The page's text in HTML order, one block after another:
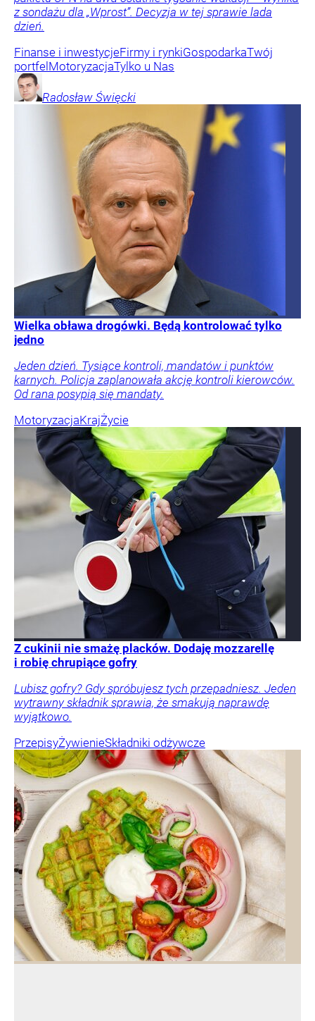
z sondażu dla „Wprost”. Decyzja w tej sprawie lada
dzień.
Finanse i inwestycjeFirmy i rynkiGospodarkaTwój
portfel MotoryzacjaTylko u Nas
Radosław Święcki
Wielka obława drogówki. Będą kontrolować tylko
jedno
Jeden dzień. Tysiące kontroli, mandatów i punktów
karnych. Policja zaplanowała akcję kontroli kierowców.
Od rana posypią się mandaty.
MotoryzacjaKrajŻycie
Z cukinii nie smażę placków. Dodaję mozzarellę
i robię chrupiące gofry
Lubisz gofry? Gdy spróbujesz tych przepadniesz. Jeden
wytrawny składnik sprawia, że smakują naprawdę
wyjątkowo.
PrzepisyŻywienieSkładniki odżywcze